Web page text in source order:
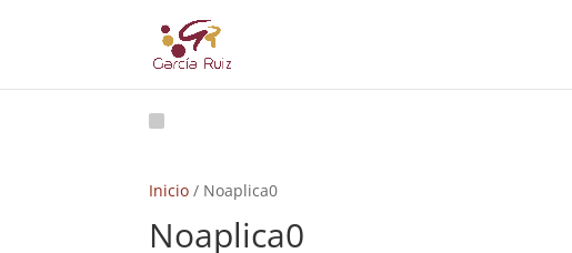
Inicio / Noaplica0
Noaplica0